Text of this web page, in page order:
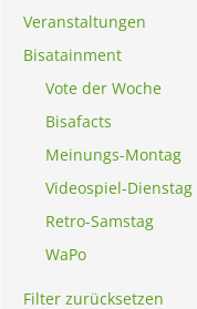
Veranstaltungen
Bisatainment
Vote der Woche
Bisafacts
Meinungs-Montag
Videospiel-Dienstag
Retro-Samstag
WaPo
Filter zurücksetzen